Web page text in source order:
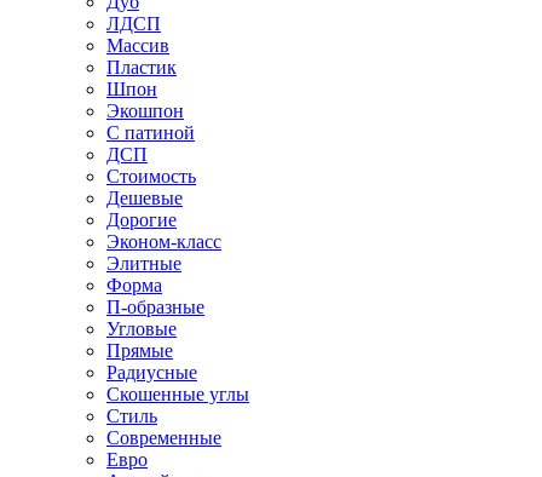
ЛДСП
Массив
Пластик
Шпон
Экошпон
С патиной
ДСП
Стоимость
Дешевые
Дорогие
Эконом-класс
Элитные
Форма
П-образные
Угловые
Прямые
Радиусные
Скошенные углы
Стиль
Современные
Евро